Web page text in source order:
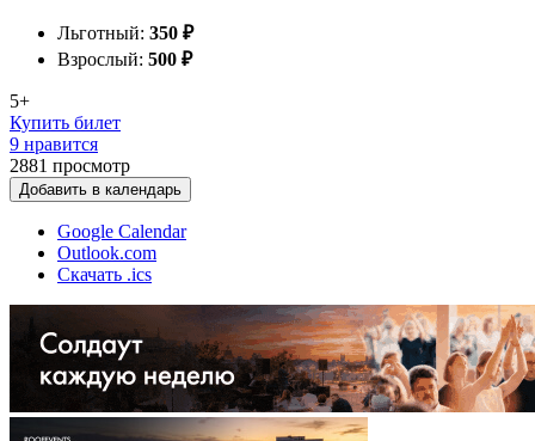
Льготный: 350 ₽
Взрослый: 500 ₽
5+
Купить билет
9 нравится
2881 просмотр
Добавить в календарь
Google Calendar
Outlook.com
Скачать .ics